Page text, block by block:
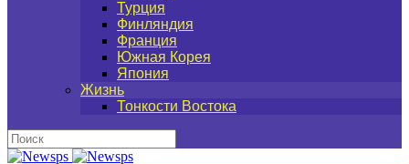
Турция
Финляндия
Франция
Южная Корея
Япония
Жизнь
Тонкости Востока